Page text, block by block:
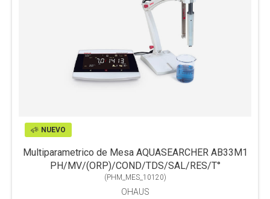
NUEVO
Multiparametrico de Mesa AQUASEARCHER AB33M1
PH/MV/(ORP)/COND/TDS/SAL/RES/T°
(PHM_MES_10120)
OHAUS